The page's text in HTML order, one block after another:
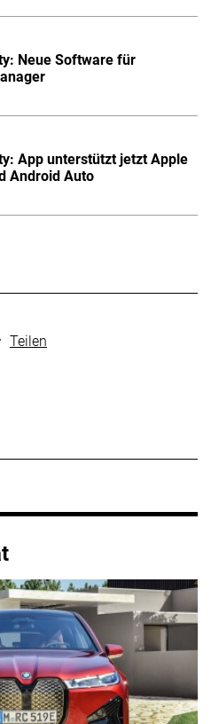
Neue Software für
App unterstützt jetzt Apple
Android Auto
Teilen